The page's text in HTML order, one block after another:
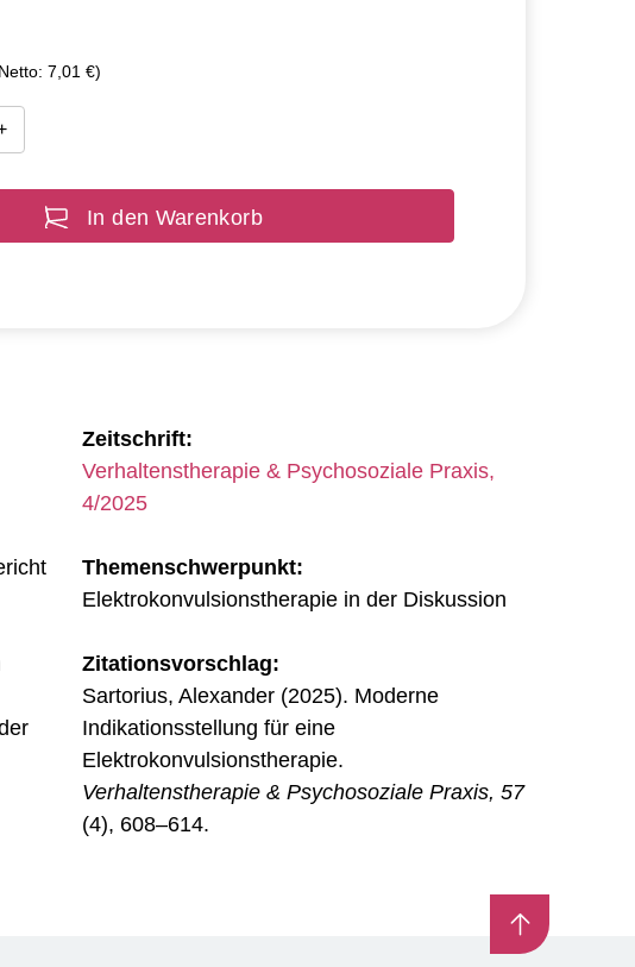
7,01 €)
In den Warenkorb
Zeitschrift:
Verhaltenstherapie & Psychosoziale Praxis,
4/2025
Themenschwerpunkt:
Elektrokonvulsionstherapie in der Diskussion
Zitationsvorschlag:
Sartorius, Alexander (2025). Moderne
Indikationsstellung für eine
Elektrokonvulsionstherapie.
Verhaltenstherapie & Psychosoziale Praxis, 57
(4), 608–614.